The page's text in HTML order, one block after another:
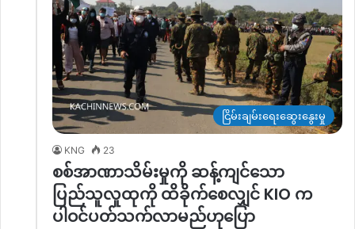
ငြိမ်းချမ်းရေးဆွေးနွေးမှု
KNG 23
စစ်အာဏာသိမ်းမှုကို ဆန့်ကျင်သော
ပြည်သူလူထုကို ထိခိုက်စေလျှင် KIO က
ပါဝင်ပတ်သက်လာမည်ဟုပြော